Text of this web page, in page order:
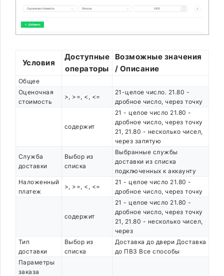
Условия
Доступные
операторы
Возможные значения
/ Описание
Общее
Оценочная
стоимость
>, >=, <, <=
21-целое число. 21.80 -
дробное число, через точку
содержит
21 - целое число 21.80 -
дробное число, через точку
21, 21.80 - несколько чисел,
через запятую
Служба
доставки
Выбор из
списка
Выбранные службы
доставки из списка
подключенных к аккаунту
Наложенный
платеж
>, >=, <, <=
21 - целое число 21.80 -
дробное число, через точку
содержит
21 - целое число 21.80 -
дробное число, через точку
21, 21.80 - несколько чисел,
через
Тип
доставки
Выбор из
списка
Доставка до двери Доставка
до ПВЗ Все способы
Параметры
заказа